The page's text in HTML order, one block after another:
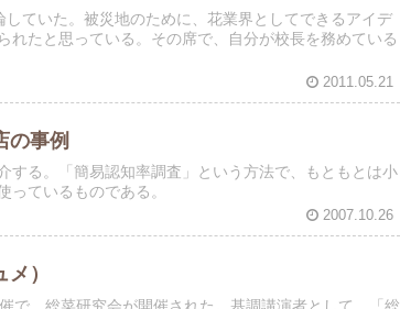
ていた。被災地のために、花業界としてできるアイデ
たと思っている。その席で、自分が校長を務めている
2011.05.21
の事例
する。「簡易認知率調査」という方法で、もともとは小
ているものである。
2007.10.26
）
で、総菜研究会が開催された。基調講演者として、「総